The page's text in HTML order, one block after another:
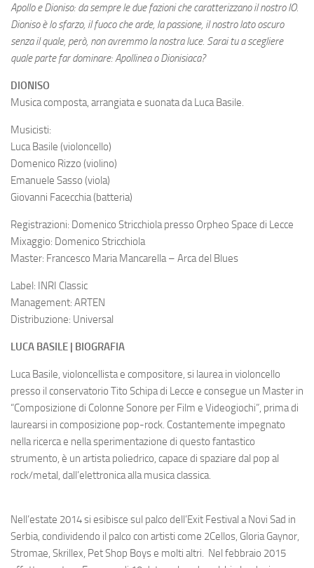
Apollo e Dioniso: da sempre le due fazioni che caratterizzano il nostro IO.
Dioniso è lo sfarzo, il fuoco che arde, la passione, il nostro lato oscuro
senza il quale, però, non avremmo la nostra luce. Sarai tu a scegliere
quale parte far dominare: Apollinea o Dionisiaca?
DIONISO
Musica composta, arrangiata e suonata da Luca Basile.
Musicisti:
Luca Basile (violoncello)
Domenico Rizzo (violino)
Emanuele Sasso (viola)
Giovanni Facecchia (batteria)
Registrazioni: Domenico Stricchiola presso Orpheo Space di Lecce
Mixaggio: Domenico Stricchiola
Master: Francesco Maria Mancarella – Arca del Blues
Label: INRI Classic
Management: ARTEN
Distribuzione: Universal
LUCA BASILE | BIOGRAFIA
Luca Basile, violoncellista e compositore, si laurea in violoncello
presso il conservatorio Tito Schipa di Lecce e consegue un Master in
“Composizione di Colonne Sonore per Film e Videogiochi”, prima di
laurearsi in composizione pop-rock. Costantemente impegnato
nella ricerca e nella sperimentazione di questo fantastico
strumento, è un artista poliedrico, capace di spaziare dal pop al
rock/metal, dall’elettronica alla musica classica.
Nell’estate 2014 si esibisce sul palco dell’Exit Festival a Novi Sad in
Serbia, condividendo il palco con artisti come 2Cellos, Gloria Gaynor,
Stromae, Skrillex, Pet Shop Boys e molti altri. Nel febbraio 2015